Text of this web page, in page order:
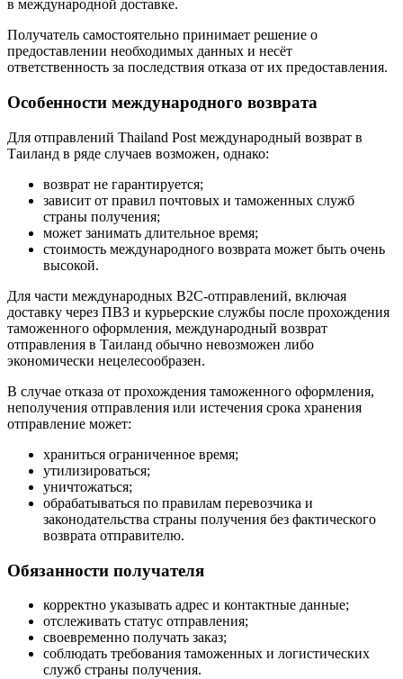
в международной доставке.
Получатель самостоятельно принимает решение о
предоставлении необходимых данных и несёт
ответственность за последствия отказа от их предоставления.
Особенности международного возврата
Для отправлений Thailand Post международный возврат в
Таиланд в ряде случаев возможен, однако:
возврат не гарантируется;
зависит от правил почтовых и таможенных служб
страны получения;
может занимать длительное время;
стоимость международного возврата может быть очень
высокой.
Для части международных B2C-отправлений, включая
доставку через ПВЗ и курьерские службы после прохождения
таможенного оформления, международный возврат
отправления в Таиланд обычно невозможен либо
экономически нецелесообразен.
В случае отказа от прохождения таможенного оформления,
неполучения отправления или истечения срока хранения
отправление может:
храниться ограниченное время;
утилизироваться;
уничтожаться;
обрабатываться по правилам перевозчика и
законодательства страны получения без фактического
возврата отправителю.
Обязанности получателя
корректно указывать адрес и контактные данные;
отслеживать статус отправления;
своевременно получать заказ;
соблюдать требования таможенных и логистических
служб страны получения.